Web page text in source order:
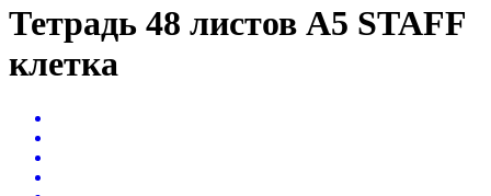
Тетрадь 48 листов А5 STAFF
клетка